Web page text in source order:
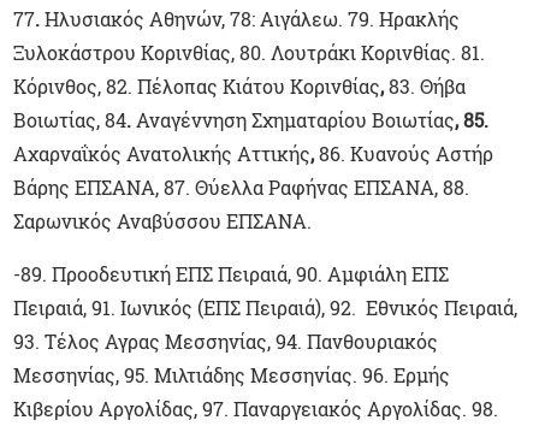
77.Ηλυσιακός Αθηνών, 78: Αιγάλεω. 79. Ηρακλής
Ξυλοκάστρου Κορινθίας, 80. Λουτράκι Κορινθίας. 81.
Κόρινθος, 82. Πέλοπας Κιάτου Κορινθίας,83. Θήβα
Βοιωτίας, 84.Αναγέννηση Σχηματαρίου Βοιωτίας, 85.
Αχαρναΐκός Ανατολικής Αττικής,86. Κυανούς Αστήρ
Βάρης ΕΠΣΑΝΑ, 87. Θύελλα Ραφήνας ΕΠΣΑΝΑ, 88.
Σαρωνικός Αναβύσσου ΕΠΣΑΝΑ.
-89. Προοδευτική ΕΠΣ Πειραιά, 90. Αμφιάλη ΕΠΣ
Πειραιά, 91. Ιωνικός (ΕΠΣ Πειραιά), 92. Εθνικός Πειραιά,
93. Τέλος Αγρας Μεσσηνίας, 94. Πανθουριακός
Μεσσηνίας, 95. Μιλτιάδης Μεσσηνίας. 96. Ερμής
Κιβερίου Αργολίδας, 97. Παναργειακός Αργολίδας. 98.